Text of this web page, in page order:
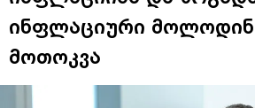
ინფლაციური
მოთოკვა